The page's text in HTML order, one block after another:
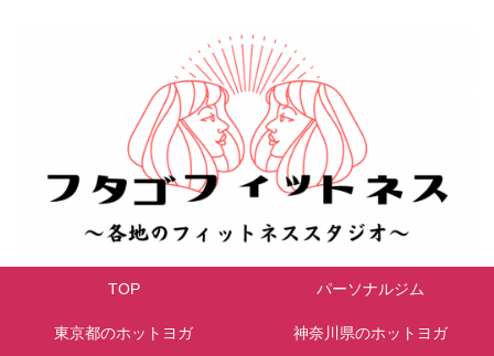
TOP パーソナルジム
東京都のホットヨガ 神奈川県のホットヨガ